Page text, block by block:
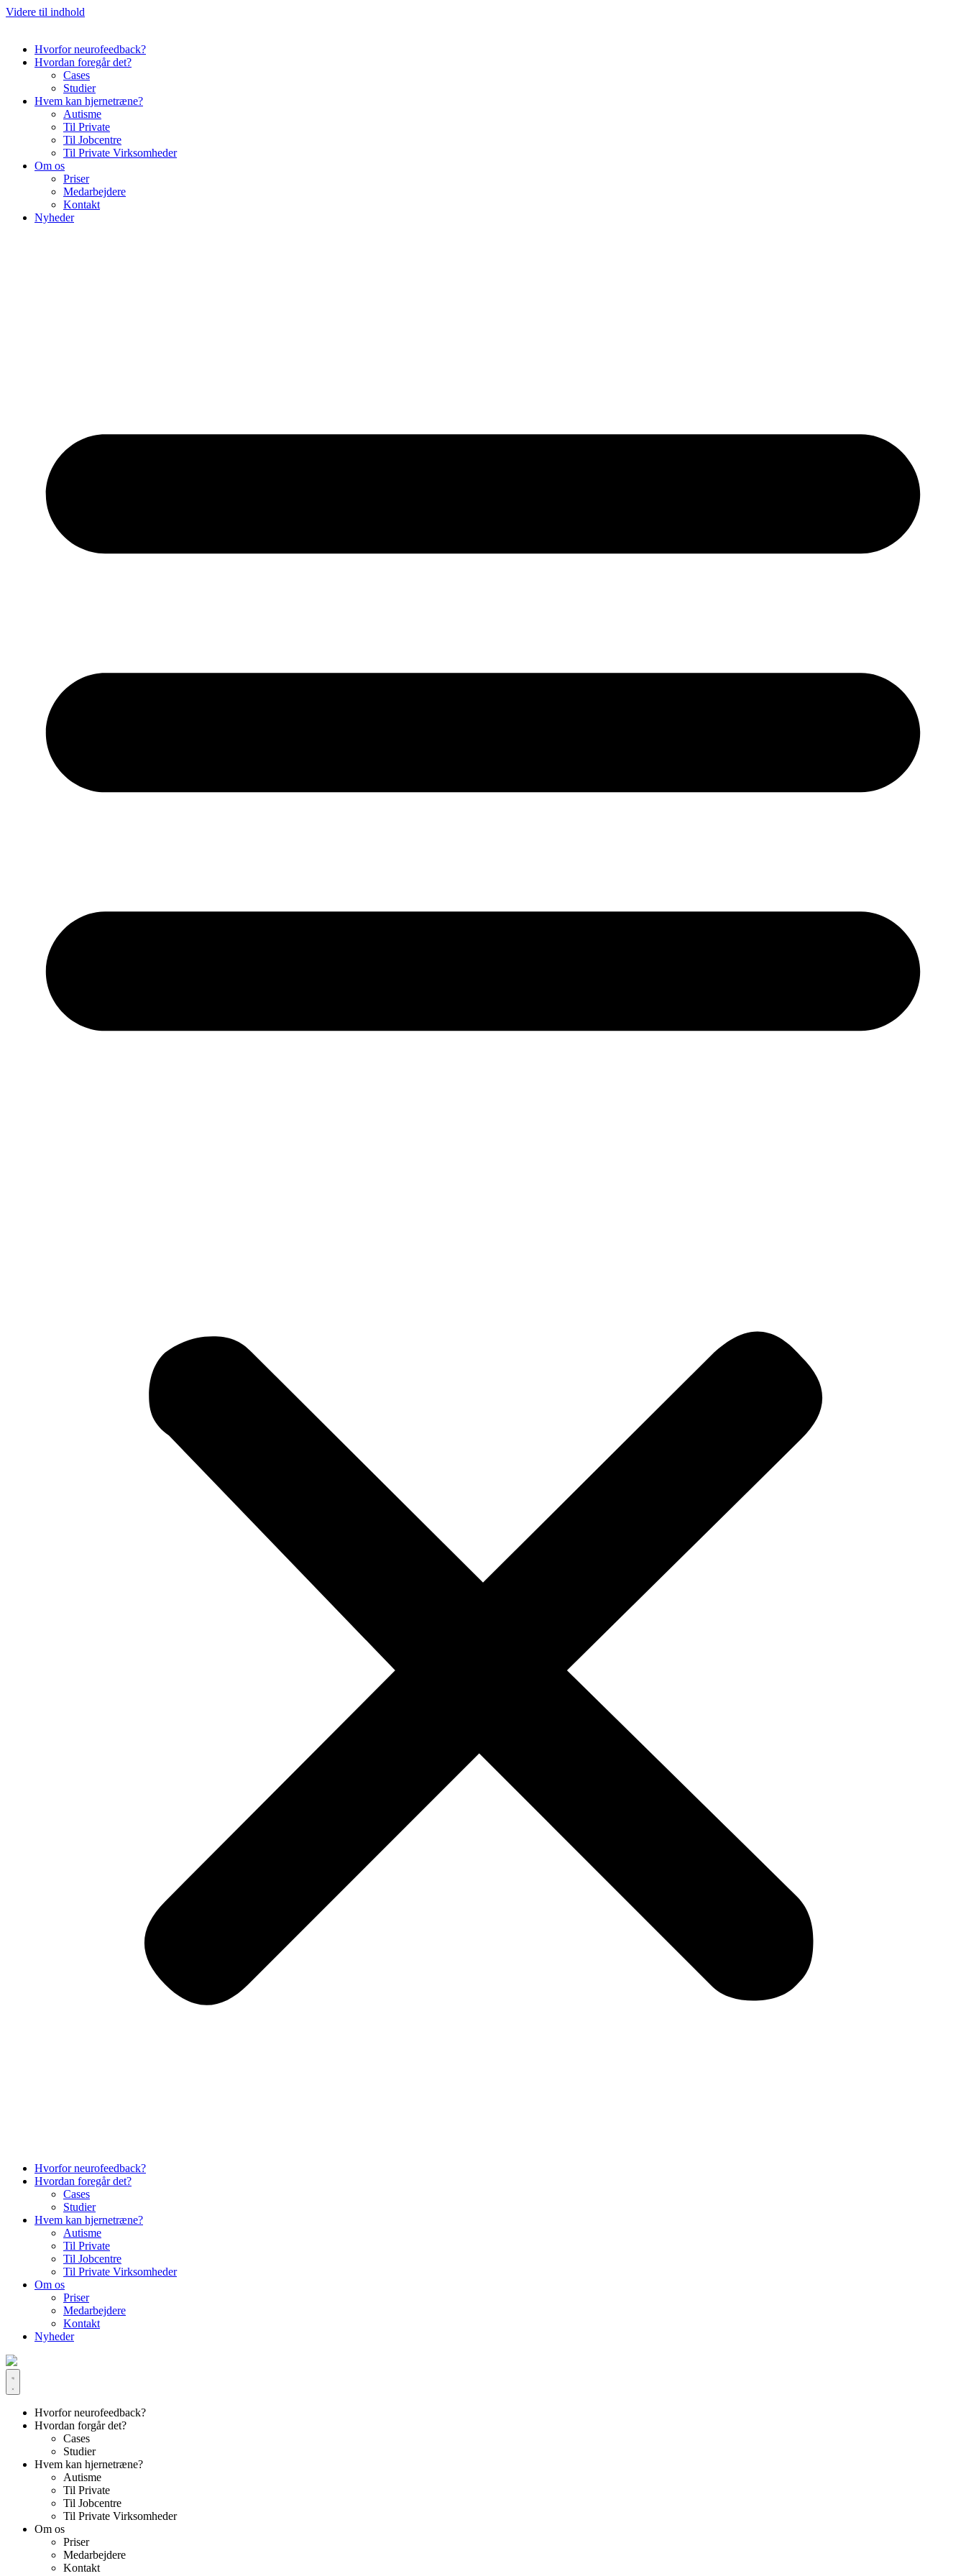
Videre til indhold
Hvorfor neurofeedback?
Hvordan foregår det?
Cases
Studier
Hvem kan hjernetræne?
Autisme
Til Private
Til Jobcentre
Til Private Virksomheder
Om os
Priser
Medarbejdere
Kontakt
Nyheder
Hvorfor neurofeedback?
Hvordan foregår det?
Cases
Studier
Hvem kan hjernetræne?
Autisme
Til Private
Til Jobcentre
Til Private Virksomheder
Om os
Priser
Medarbejdere
Kontakt
Nyheder
Hvorfor neurofeedback?
Hvordan forgår det?
Cases
Studier
Hvem kan hjernetræne?
Autisme
Til Private
Til Jobcentre
Til Private Virksomheder
Om os
Priser
Medarbejdere
Kontakt